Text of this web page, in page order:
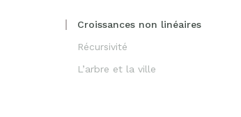
Croissances non linéaires
Récursivité
L’arbre et la ville